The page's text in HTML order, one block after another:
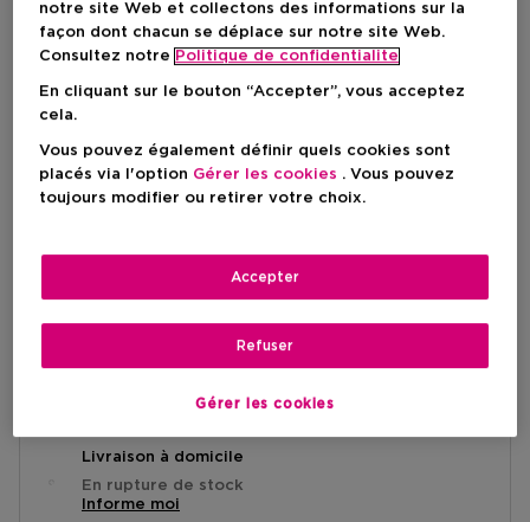
Choisissez votre format
10 ST En rupture de stock
10 ST
Prix promotionnel
3,53 €
4,15 €
Prix promotionnel
3,53 €
VOIR LA DISPONIBILITÉ EN MAGASIN
Livraison à domicile
En rupture de stock
Informe moi
notre site Web et collectons des informations sur la
façon dont chacun se déplace sur notre site Web.
Consultez notre Politique de confidentialite
En cliquant sur le bouton “Accepter”, vous acceptez
cela.
Vous pouvez également définir quels cookies sont
placés via l'option Gérer les cookies . Vous pouvez
toujours modifier ou retirer votre choix.
Gérer les cookies
Refuser
Accepter